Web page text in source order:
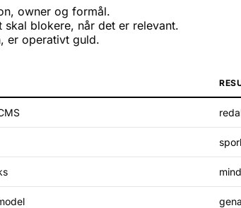
owner og formål.
blokere, når det er relevant.
er operativt guld.